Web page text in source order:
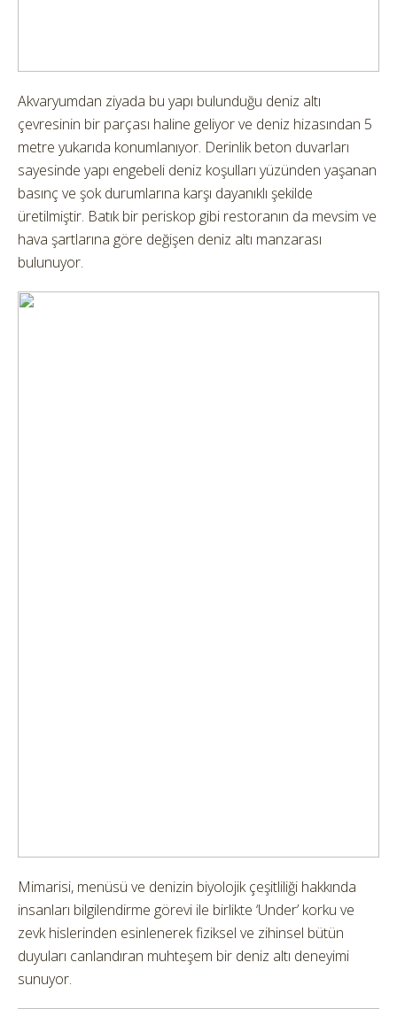
Akvaryumdan ziyada bu yapı bulunduğu deniz altı
çevresinin bir parçası haline geliyor ve deniz hizasından 5
metre yukarıda konumlanıyor. Derinlik beton duvarları
sayesinde yapı engebeli deniz koşulları yüzünden yaşanan
basınç ve şok durumlarına karşı dayanıklı şekilde
üretilmiştir. Batık bir periskop gibi restoranın da mevsim ve
hava şartlarına göre değişen deniz altı manzarası
bulunuyor.
Mimarisi, menüsü ve denizin biyolojik çeşitliliği hakkında
insanları bilgilendirme görevi ile birlikte ‘Under’ korku ve
zevk hislerinden esinlenerek fiziksel ve zihinsel bütün
duyuları canlandıran muhteşem bir deniz altı deneyimi
sunuyor.